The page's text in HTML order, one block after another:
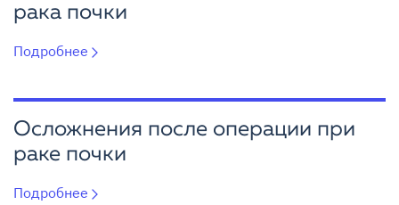
рака почки
Подробнее
Осложнения после операции при
раке почки
Подробнее